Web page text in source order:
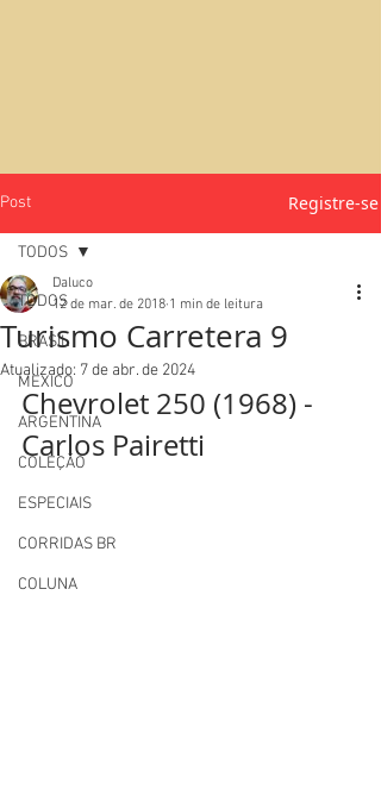
Post Registre-se
TODOS
BRASIL
MEXICO
ARGENTINA
COLEÇÃO
ESPECIAIS
CORRIDAS BR
COLUNA
TODOS
Turismo Carretera 9
Daluco
12 de mar. de 2018 1 min de leitura
Atualizado: 7 de abr. de 2024
Chevrolet 250 (1968) -
Carlos Pairetti